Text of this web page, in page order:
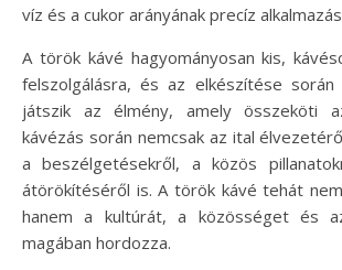
víz és a cukor arányának precíz
A török kávé hagyományosan kis,
felszolgálásra, és az elkészítése
játszik az élmény, amely összeköti
kávézás során nemcsak az ital
a beszélgetésekről, a közös
átörökítéséről is. A török kávé tehát
hanem a kultúrát, a közösséget és
magában hordozza.